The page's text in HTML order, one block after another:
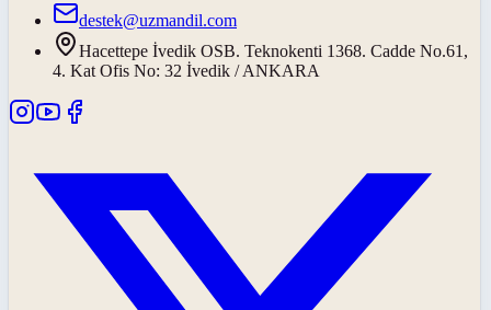
destek@uzmandil.com
Hacettepe İvedik OSB. Teknokenti 1368. Cadde No.61,
4. Kat Ofis No: 32 İvedik / ANKARA